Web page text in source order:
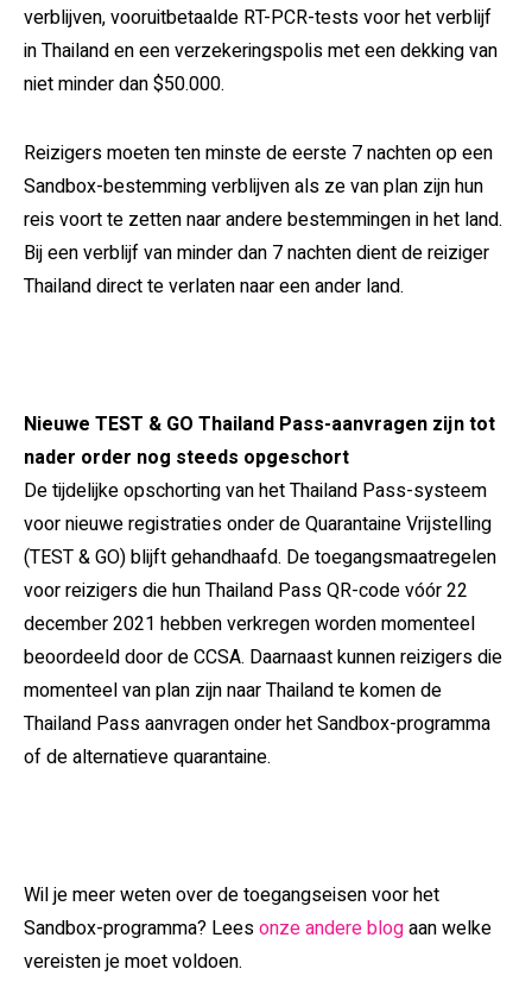
verblijven, vooruitbetaalde RT-PCR-tests voor het verblijf
in Thailand en een verzekeringspolis met een dekking van
niet minder dan $50.000.
Reizigers moeten ten minste de eerste 7 nachten op een
Sandbox-bestemming verblijven als ze van plan zijn hun
reis voort te zetten naar andere bestemmingen in het land.
Bij een verblijf van minder dan 7 nachten dient de reiziger
Thailand direct te verlaten naar een ander land.
Nieuwe TEST & GO Thailand Pass-aanvragen zijn tot
nader order nog steeds opgeschort
De tijdelijke opschorting van het Thailand Pass-systeem
voor nieuwe registraties onder de Quarantaine Vrijstelling
(TEST & GO) blijft gehandhaafd. De toegangsmaatregelen
voor reizigers die hun Thailand Pass QR-code vóór 22
december 2021 hebben verkregen worden momenteel
beoordeeld door de CCSA. Daarnaast kunnen reizigers die
momenteel van plan zijn naar Thailand te komen de
Thailand Pass aanvragen onder het Sandbox-programma
of de alternatieve quarantaine.
Wil je meer weten over de toegangseisen voor het
Sandbox-programma? Leesonze andere blogaan welke
vereisten je moet voldoen.